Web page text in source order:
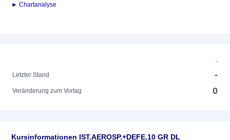
► Chartanalyse
-
Letzter Stand
-
Veränderung zum Vortag 0
Kursinformationen IST.AEROSP.+DEFE.10 GR DL